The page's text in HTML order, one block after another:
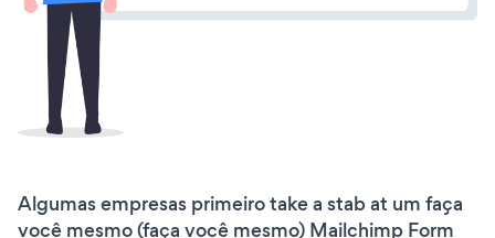
Algumas empresas primeiro take a stab at um faça
você mesmo (faça você mesmo) Mailchimp Form